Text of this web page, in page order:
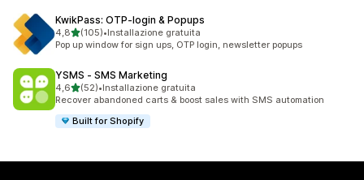
KwikPass: OTP‑login & Popups
4,8stelle su 5
(105)
105 recensioni totali
•Installazione gratuita
Pop up window for sign ups, OTP login, newsletter popups
YSMS ‑ SMS Marketing
4,6stelle su 5
(52)
52 recensioni totali
•Installazione gratuita
Recover abandoned carts & boost sales with SMS automation
Built for Shopify